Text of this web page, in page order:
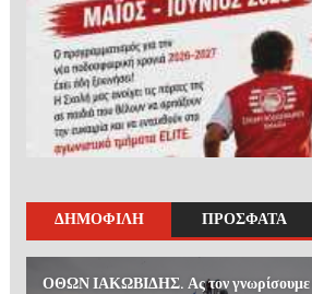
ΔΗΜΟΦΙΛΗ ΠΡΟΣΦΑΤΑ
ΟΘΩΝ ΙΑΚΩΒΙΔΗΣ. Ας τον γνωρίσουμε